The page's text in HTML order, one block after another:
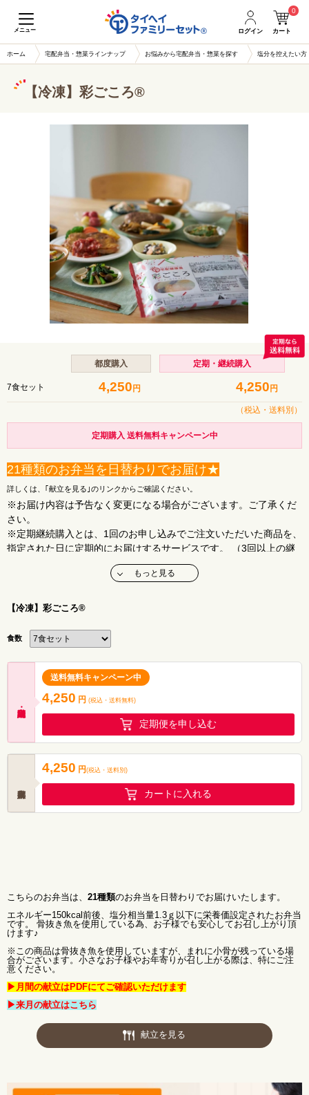
メニュー ログイン カート
0
ホーム 宅配弁当・惣菜ラインナップ お悩みから宅配弁当・惣菜を探す 塩分を控えたい方
【冷凍】彩ごころ®
都度購入 定期・継続購入
7食セット 4,250円 4,250円
（税込・ 送料別 ）
定期購入 送料無料キャンペーン中
21種類のお弁当を日替わりでお届け★
詳しくは、｢献立を見る｣のリンクからご確認ください。
※お届け内容は予告なく変更になる場合がございます。ご了承くだ
さい。
※定期継続購入とは、1回のお申し込みでご注文いただいた商品を、
指定された日に定期的にお届けするサービスです。 （3回以上の継
続からご利用いただけます。)
もっと見る
【冷凍】彩ごころ®
食数
送料無料キャンペーン中
4,250 円 (税込・ 送料無料)
定期便を申し込む
4,250 円 (税込・ 送料別 )
カートに入れる
こちらのお弁当は、 21種類のお弁当を日替わりでお届けいたします。
エネルギー150kcal前後、塩分相当量1.3ｇ以下に栄養価設定されたお弁当
です。 骨抜き魚を使用している為、お子様でも安心してお召し上がり頂
けます♪
※この商品は骨抜き魚を使用していますが、まれに小骨が残っている場
合がございます。小さなお子様やお年寄りが召し上がる際は、特にご注
意ください。
▶月間の献立はPDFにてご確認いただけます
▶来月の献立はこちら
献立を見る